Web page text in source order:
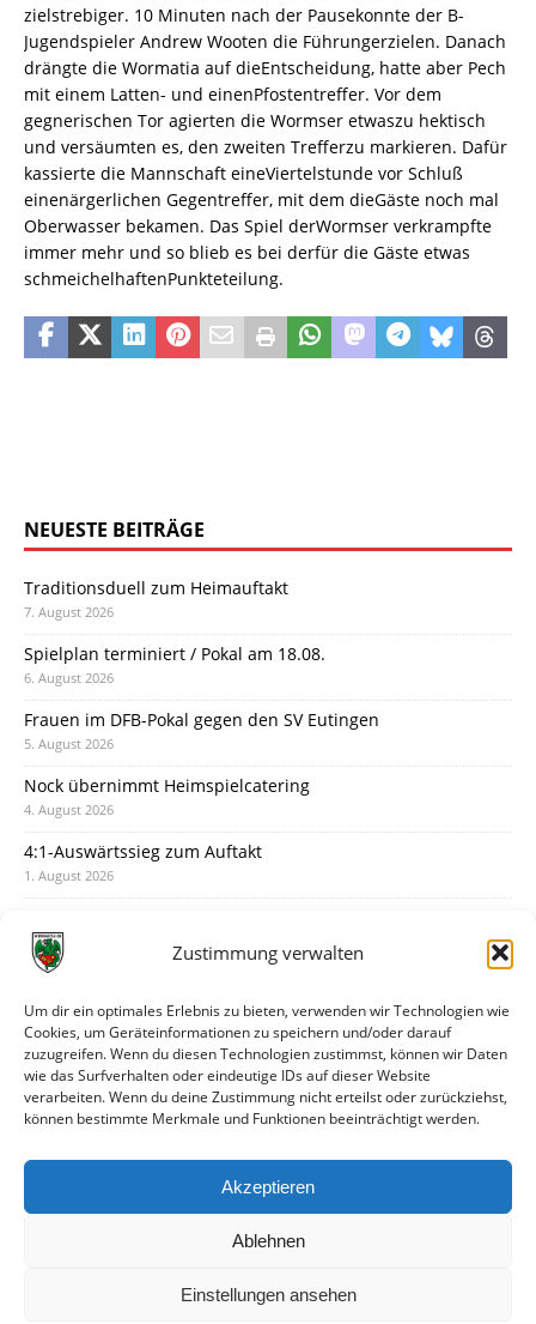
Zustimmung verwalten
Um dir ein optimales Erlebnis zu bieten, verwenden wir Technologien wie
Cookies, um Geräteinformationen zu speichern und/oder darauf
zuzugreifen. Wenn du diesen Technologien zustimmst, können wir Daten
wie das Surfverhalten oder eindeutige IDs auf dieser Website
verarbeiten. Wenn du deine Zustimmung nicht erteilst oder zurückziehst,
können bestimmte Merkmale und Funktionen beeinträchtigt werden.
Akzeptieren
Ablehnen
Einstellungen ansehen
zielstrebiger. 10 Minuten nach der Pausekonnte der B-
Jugendspieler Andrew Wooten die Führungerzielen. Danach
drängte die Wormatia auf dieEntscheidung, hatte aber Pech
mit einem Latten- und einenPfostentreffer. Vor dem
gegnerischen Tor agierten die Wormser etwaszu hektisch
und versäumten es, den zweiten Trefferzu markieren. Dafür
kassierte die Mannschaft eineViertelstunde vor Schluß
einenärgerlichen Gegentreffer, mit dem dieGäste noch mal
Oberwasser bekamen. Das Spiel derWormser verkrampfte
immer mehr und so blieb es bei derfür die Gäste etwas
schmeichelhaftenPunkteteilung.
NEUESTE BEITRÄGE
Traditionsduell zum Heimauftakt
7. August 2026
Spielplan terminiert / Pokal am 18.08.
6. August 2026
Frauen im DFB-Pokal gegen den SV Eutingen
5. August 2026
Nock übernimmt Heimspielcatering
4. August 2026
4:1-Auswärtssieg zum Auftakt
1. August 2026
31. Juli 2026
30. Juli 2026
Deine Spielminute: 89+1
28. Juli 2026
Neuer Rückensponsor
Neue Podcast-Folge: So tickt Björn!
27. Juli 2026